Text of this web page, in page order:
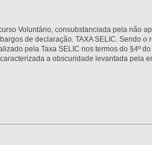
Voluntário, consubstanciada pela não
de declaração. TAXA SELIC. Sendo o
pela Taxa SELIC nos termos do §4º do
a obscuridade levantada pela